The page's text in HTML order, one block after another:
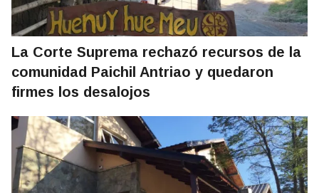
La Corte Suprema rechazó recursos de la
comunidad Paichil Antriao y quedaron
firmes los desalojos